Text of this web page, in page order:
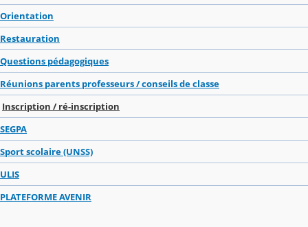
Orientation
Restauration
Questions pédagogiques
Réunions parents professeurs / conseils de classe
Inscription / ré-inscription
SEGPA
Sport scolaire (UNSS)
ULIS
PLATEFORME AVENIR